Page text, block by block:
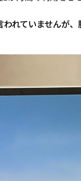
れていませんが、